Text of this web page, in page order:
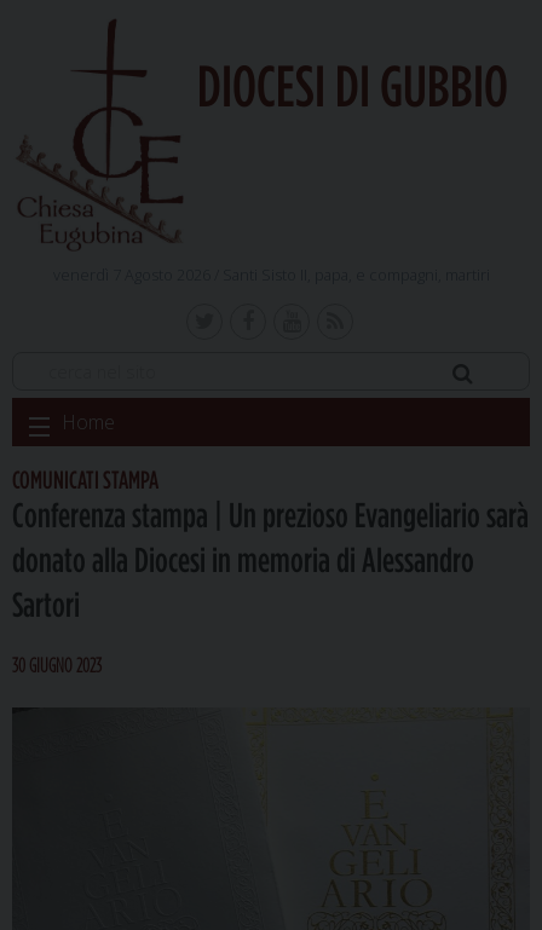
DIOCESI DI GUBBIO
Skip
to
content
Home
COMUNICATI STAMPA
Conferenza stampa | Un prezioso Evangeliario sarà
donato alla Diocesi in memoria di Alessandro
Sartori
30 GIUGNO 2023